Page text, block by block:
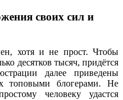
своих сил и
хотя и не прост. Чтобы
десятков тысяч, придётся
далее приведены
топовыми блогерами. Не
человеку удастся